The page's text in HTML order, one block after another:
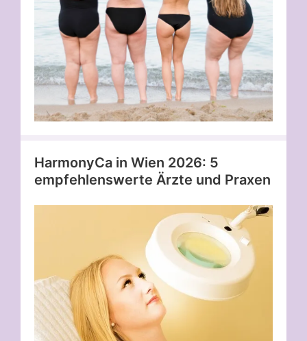
HarmonyCa in Wien 2026: 5
empfehlenswerte Ärzte und Praxen